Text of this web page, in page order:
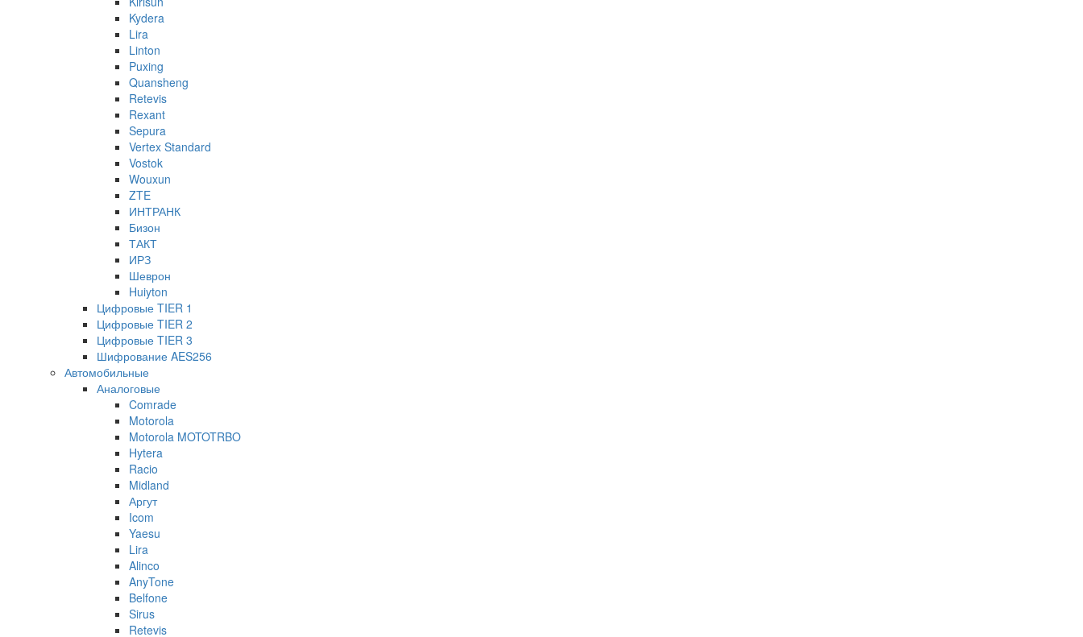
Kydera
Lira
Linton
Puxing
Quansheng
Retevis
Rexant
Sepura
Vertex Standard
Vostok
Wouxun
ZTE
ИНТРАНК
Бизон
ТАКТ
ИРЗ
Шеврон
Huiyton
Цифровые TIER 1
Цифровые TIER 2
Цифровые TIER 3
Шифрование AES256
Автомобильные
Аналоговые
Comrade
Motorola
Motorola MOTOTRBO
Hytera
Racio
Midland
Аргут
Icom
Yaesu
Lira
Alinco
AnyTone
Belfone
Sirus
Retevis